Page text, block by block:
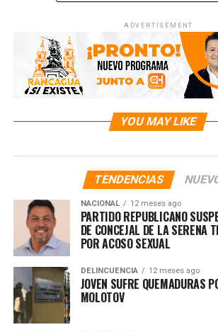
ADVERTISEMENT
YOU MAY LIKE
TENDENCIAS
NACIONAL 12 meses ago
PARTIDO REPUBLICANO
DE CONCEJAL DE LA SERENA
POR ACOSO SEXUAL
DELINCUENCIA 12 meses ago
JOVEN SUFRE QUEMADURAS
MOLOTOV